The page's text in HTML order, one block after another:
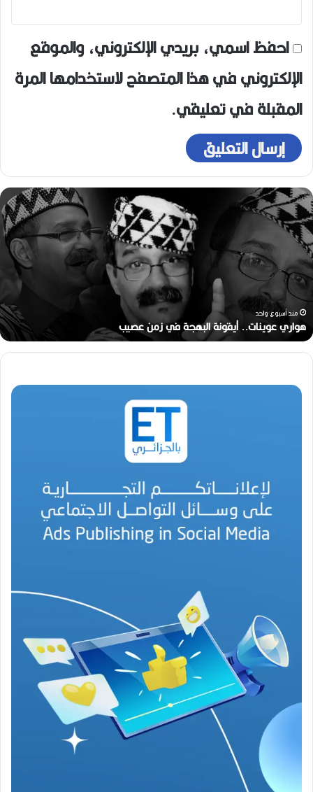
احفظ اسمي، بريدي الإلكتروني، والموقع
الإلكتروني في هذا المتصفح لاستخدامها المرة
المقبلة في تعليقي.
ر
ح
ي
ل
م
خ
ج
ا
ل
د
م
د
ا
ل
أ
م
ي
ر
ب
ا
ح
(
1
9
4
6
-
منذ أسبوعين
رحيل المخرج القدير محمد الأمين مرباح (1946-2026)